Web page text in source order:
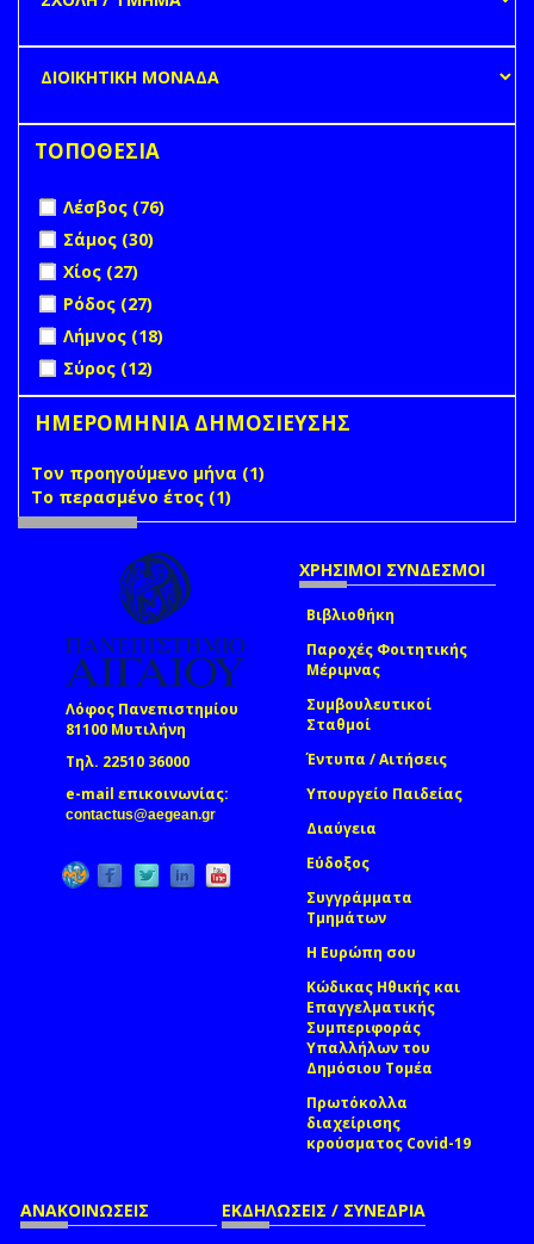
ΤΟΠΟΘΕΣΙΑ
Apply Λέσβος filter
Λέσβος (76)
Apply Σάμος filter
Σάμος (30)
Apply Χίος filter
Χίος (27)
Apply Ρόδος filter
Ρόδος (27)
Apply Λήμνος filter
Λήμνος (18)
Apply Σύρος filter
Σύρος (12)
ΗΜΕΡΟΜΗΝΙΑ ΔΗΜΟΣΙΕΥΣΗΣ
Τον προηγούμενο μήνα (1)
Το περασμένο έτος (1)
Λόφος Πανεπιστημίου
81100 Μυτιλήνη
Τηλ. 22510 36000
e-mail επικοινωνίας:
contactus@aegean.gr
ΧΡΗΣΙΜΟΙ ΣΥΝΔΕΣΜΟΙ
Βιβλιοθήκη
Παροχές Φοιτητικής
Μέριμνας
Συμβουλευτικοί
Σταθμοί
Έντυπα / Αιτήσεις
Υπουργείο Παιδείας
Διαύγεια
Εύδοξος
Συγγράμματα
Τμημάτων
Η Ευρώπη σου
Κώδικας Ηθικής και
Επαγγελματικής
Συμπεριφοράς
Υπαλλήλων του
Δημόσιου Τομέα
Πρωτόκολλα
διαχείρισης
κρούσματος Covid-19
ΑΝΑΚΟΙΝΩΣΕΙΣ ΕΚΔΗΛΩΣΕΙΣ / ΣΥΝΕΔΡΙΑ